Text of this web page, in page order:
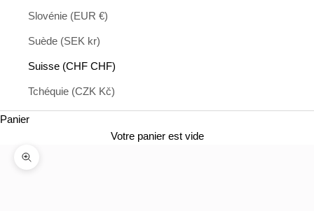
Slovénie (EUR €)
Suède (SEK kr)
Suisse (CHF CHF)
Tchéquie (CZK Kč)
Panier
Votre panier est vide
Zoomer sur l'image